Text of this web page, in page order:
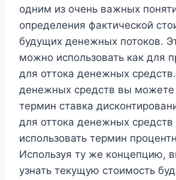
одним из очень важных
определения фактической
будущих денежных потоков.
можно использовать как для
для оттока денежных
денежных средств вы можете
термин ставка
для оттока денежных
использовать термин
Используя ту же концепцию,
узнать текущую стоимость